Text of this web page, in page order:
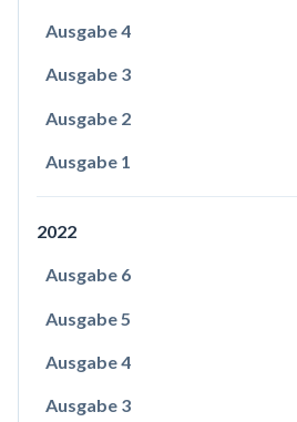
Ausgabe 4
Ausgabe 3
Ausgabe 2
Ausgabe 1
2022
Ausgabe 6
Ausgabe 5
Ausgabe 4
Ausgabe 3